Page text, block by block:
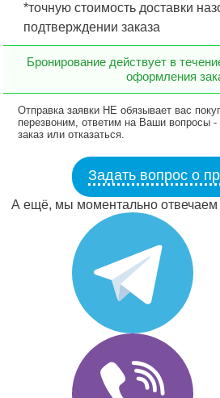
*точную стоимость доставки
подтверждении заказа
Бронирование действует в
оформления
Отправка заявки НЕ обязывает вас
перезвоним, ответим на Ваши вопросы
заказ или отказаться.
Задать вопрос о
А ещё, мы моментально отвечаем